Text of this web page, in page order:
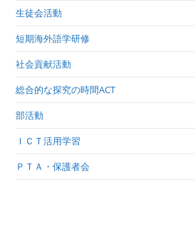
生徒会活動
短期海外語学研修
社会貢献活動
総合的な探究の時間ACT
部活動
ＩＣＴ活用学習
ＰＴＡ・保護者会